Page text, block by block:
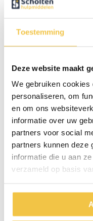
Toestemming
Deze website maakt
We gebruiken
personaliseren, om
en om ons
informatie over uw
partners voor social
partners kunnen deze
informatie die u aan
verzameld op basis
in de rolstoel te zitten. De
romp en het bekken en
of te veel naar voren
De gordel is eenvoudig
gebruikt voor extra
Start